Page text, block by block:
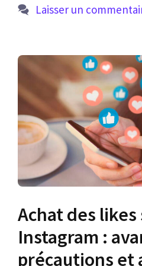
Laisser un
Achat des likes
Instagram :
précautions et